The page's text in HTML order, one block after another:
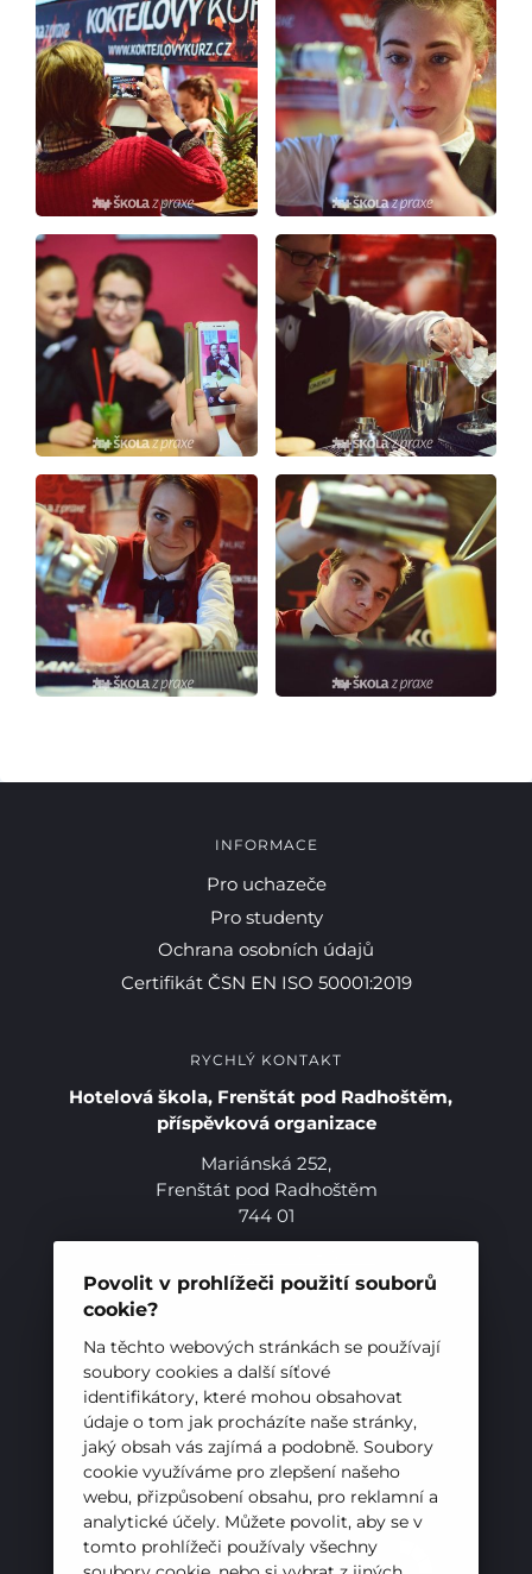
Povolit v prohlížeči použití souborů
cookie?
Na těchto webových stránkách se používají
soubory cookies a další síťové
identifikátory, které mohou obsahovat
údaje o tom jak procházíte naše stránky,
jaký obsah vás zajímá a podobně. Soubory
cookie využíváme pro zlepšení našeho
webu, přizpůsobení obsahu, pro reklamní a
analytické účely. Můžete povolit, aby se v
tomto prohlížeči používaly všechny
Pro studenty
Pro uchazeče
INFORMACE
Pro uchazeče
Pro studenty
Ochrana osobních údajů
Certifikát ČSN EN ISO 50001:2019
RYCHLÝ KONTAKT
Hotelová škola, Frenštát pod Radhoštěm,
příspěvková organizace
Mariánská 252,
Frenštát pod Radhoštěm
744 01
E-mail:sekretariat@hotelovkafren.cz
Datová schránka: bc5jrez
IČ: 00576441
ZŘIZOVATEL
Hotelová škola, Frenštát pod Radhoštěm je
příspěvkovou organizací zřizovanou
Moravskoslezským krajem